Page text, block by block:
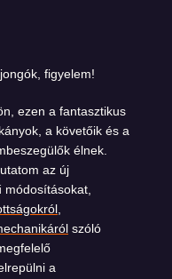
figyelem!
ezen a fantasztikus
a követőik és a
élnek.
az új
szóló
a